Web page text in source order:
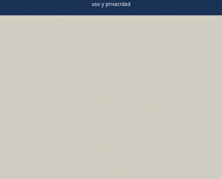
uso y privacidad